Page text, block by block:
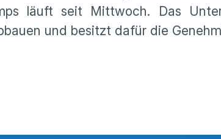
läuft seit Mittwoch. Das
und besitzt dafür die